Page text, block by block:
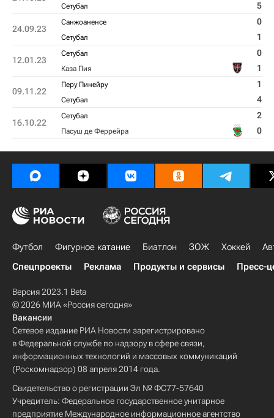
Сетубал 5
24.09.23
Санжоаненсе 0
Сетубал 1
12.01.23
Сетубал 0
Каза Пия 1
09.11.22
Перу Пинейру 1
Сетубал 4
16.10.22
Сетубал 2
Пасуш де Феррейра 0
Футбол Фигурное катание Биатлон ЗОЖ Хоккей
Спецпроекты
Реклама Продукты и сервисы Пресс-
Версия 2023.1 Beta
© 2026 МИА «Россия сегодня»
Вакансии
Сетевое издание РИА Новости зарегистрировано
в Федеральной службе по надзору в сфере связи,
информационных технологий и массовых коммуникаций
(Роскомнадзор) 08 апреля 2014 года.
Свидетельство о регистрации Эл № ФС77-57640
Учредитель: Федеральное государственное унитарное
предприятие Международное информационное агентство